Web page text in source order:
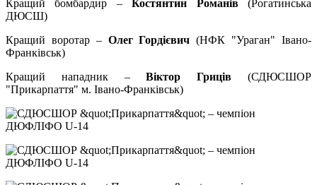
Кращий бомбардир – Костянтин Романів(Рогатинська
ДЮСШ)
Кращий воротар – Олег Гордієвич (НФК "Ураган" Івано-
Франківськ)
Кращий нападник –Віктор Гриців (СДЮСШОР
"Прикарпаття" м. Івано-Франківськ)